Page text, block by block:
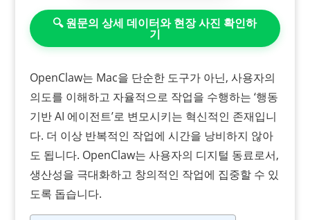
🔍 원문의 상세 데이터와 현장 사진 확인하
기
OpenClaw는 Mac을 단순한 도구가 아닌, 사용자의
의도를 이해하고 자율적으로 작업을 수행하는 ‘행동
기반 AI 에이전트’로 변모시키는 혁신적인 존재입니
다. 더 이상 반복적인 작업에 시간을 낭비하지 않아
도 됩니다. OpenClaw는 사용자의 디지털 동료로서,
생산성을 극대화하고 창의적인 작업에 집중할 수 있
도록 돕습니다.